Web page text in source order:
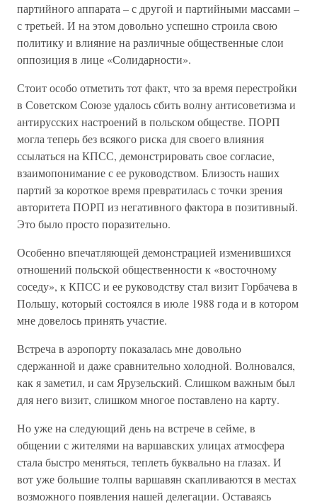
партийного аппарата – с другой и партийными массами –
с третьей. И на этом довольно успешно строила свою
политику и влияние на различные общественные слои
оппозиция в лице «Солидарности».
Стоит особо отметить тот факт, что за время перестройки
в Советском Союзе удалось сбить волну антисоветизма и
антирусских настроений в польском обществе. ПОРП
могла теперь без всякого риска для своего влияния
ссылаться на КПСС, демонстрировать свое согласие,
взаимопонимание с ее руководством. Близость наших
партий за короткое время превратилась с точки зрения
авторитета ПОРП из негативного фактора в позитивный.
Это было просто поразительно.
Особенно впечатляющей демонстрацией изменившихся
отношений польской общественности к «восточному
соседу», к КПСС и ее руководству стал визит Горбачева в
Польшу, который состоялся в июле 1988 года и в котором
мне довелось принять участие.
Встреча в аэропорту показалась мне довольно
сдержанной и даже сравнительно холодной. Волновался,
как я заметил, и сам Ярузельский. Слишком важным был
для него визит, слишком многое поставлено на карту.
Но уже на следующий день на встрече в сейме, в
общении с жителями на варшавских улицах атмосфера
стала быстро меняться, теплеть буквально на глазах. И
вот уже большие толпы варшавян скапливаются в местах
возможного появления нашей делегации. Оставаясь